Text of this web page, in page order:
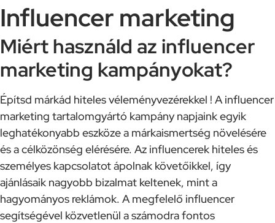
Influencer marketing​
Miért használd az influencer
marketing kampányokat?
Építsd márkád hiteles véleményvezérekkel ! A influencer
marketing tartalomgyártó kampány napjaink egyik
leghatékonyabb eszköze a márkaismertség növelésére
és a célközönség elérésére. Az influencerek hiteles és
személyes kapcsolatot ápolnak követőikkel, így
ajánlásaik nagyobb bizalmat keltenek, mint a
hagyományos reklámok. A megfelelő influencer
segítségével közvetlenül a számodra fontos